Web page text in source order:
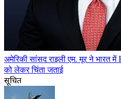
अमेरिकी सांसद राइली एम. मूर ने भारत में
को लेकर चिंता जताई
सूचित